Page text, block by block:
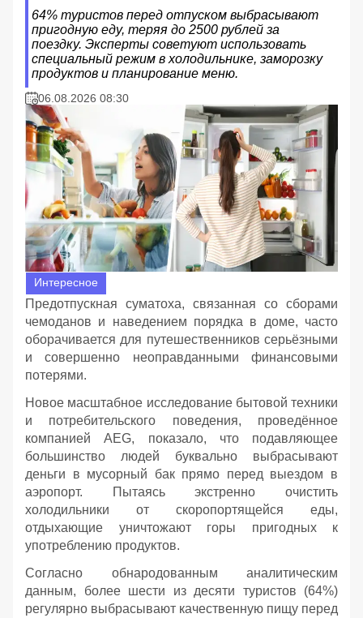
64% туристов перед отпуском выбрасывают
пригодную еду, теряя до 2500 рублей за
поездку. Эксперты советуют использовать
специальный режим в холодильнике, заморозку
продуктов и планирование меню.
06.08.2026 08:30
Интересное
Предотпускная суматоха, связанная со сборами
чемоданов и наведением порядка в доме, часто
оборачивается для путешественников серьёзными
и совершенно неоправданными финансовыми
потерями.
Новое масштабное исследование бытовой техники
и потребительского поведения, проведённое
компанией AEG, показало, что подавляющее
большинство людей буквально выбрасывают
деньги в мусорный бак прямо перед выездом в
аэропорт. Пытаясь экстренно очистить
холодильники от скоропортящейся еды,
отдыхающие уничтожают горы пригодных к
употреблению продуктов.
Согласно обнародованным аналитическим
данным, более шести из десяти туристов (64%)
регулярно выбрасывают качественную пищу перед